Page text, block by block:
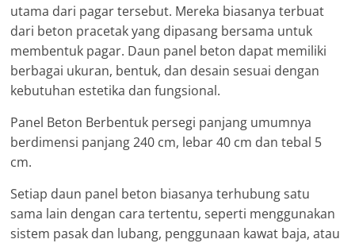
utama dari pagar tersebut. Mereka biasanya terbuat
dari beton pracetak yang dipasang bersama untuk
membentuk pagar. Daun panel beton dapat memiliki
berbagai ukuran, bentuk, dan desain sesuai dengan
kebutuhan estetika dan fungsional.
Panel Beton Berbentuk persegi panjang umumnya
berdimensi panjang 240 cm, lebar 40 cm dan tebal 5
cm.
Setiap daun panel beton biasanya terhubung satu
sama lain dengan cara tertentu, seperti menggunakan
sistem pasak dan lubang, penggunaan kawat baja, atau